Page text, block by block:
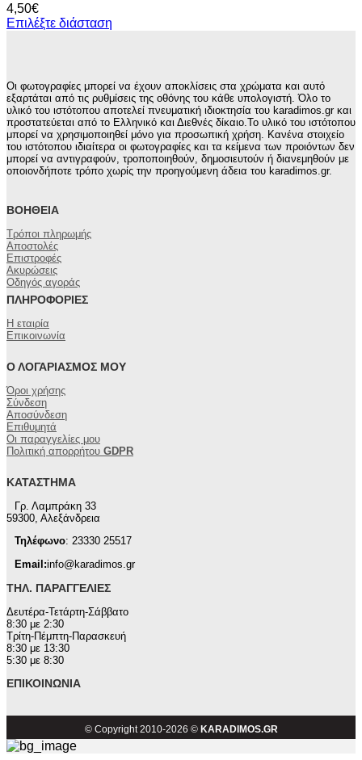
4,50€
Επιλέξτε διάσταση
Οι φωτογραφίες μπορεί να έχουν αποκλίσεις στα χρώματα και αυτό
εξαρτάται από τις ρυθμίσεις της οθόνης του κάθε υπολογιστή. Όλο το
υλικό του ιστότοπου αποτελεί πνευματική ιδιοκτησία του karadimos.gr και
προστατεύεται από το Ελληνικό και Διεθνές δίκαιο.Το υλικό του ιστότοπου
μπορεί να χρησιμοποιηθεί μόνο για προσωπική χρήση. Κανένα στοιχείο
του ιστότοπου ιδιαίτερα οι φωτογραφίες και τα κείμενα των προιόντων δεν
μπορεί να αντιγραφούν, τροποποιηθούν, δημοσιευτούν ή διανεμηθούν με
οποιονδήποτε τρόπο χωρίς την προηγούμενη άδεια του karadimos.gr.
ΒΟΉΘΕΙΑ
Τρόποι πληρωμής
Αποστολές
Επιστροφές
Ακυρώσεις
Οδηγός αγοράς
ΠΛΗΡΟΦΟΡΊΕΣ
Η εταιρία
Επικοινωνία
Ο ΛΟΓΑΡΙΑΣΜΌΣ ΜΟΥ
Όροι χρήσης
Σύνδεση
Αποσύνδεση
Επιθυμητά
Οι παραγγελίες μου
Πολιτική απορρήτου GDPR
ΚΑΤΆΣΤΗΜΑ
Γρ. Λαμπράκη 33
59300, Αλεξάνδρεια
Τηλέφωνο: 23330 25517
Email:info@karadimos.gr
ΤΗΛ. ΠΑΡΑΓΓΕΛΊΕΣ
Δευτέρα-Τετάρτη-Σάββατο
8:30 με 2:30
Τρίτη-Πέμπτη-Παρασκευή
8:30 με 13:30
5:30 με 8:30
ΕΠΙΚΟΙΝΩΝΊΑ
© Copyright 2010-2026 © KARADIMOS.GR